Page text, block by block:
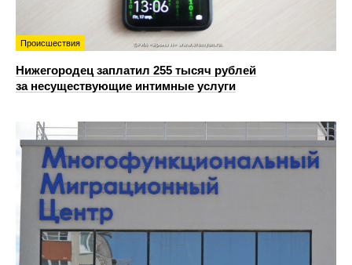
Происшествия
Нижегородец заплатил 255 тысяч рублей
за несуществующие интимные услуги